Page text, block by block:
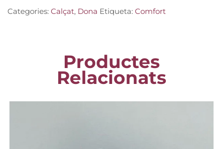
Categories: Calçat, Dona Etiqueta: Comfort
Productes
Relacionats